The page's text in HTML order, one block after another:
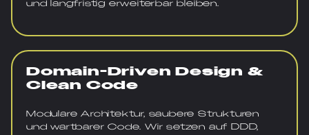
und langfristig erweiterbar bleiben.
Domain-Driven Design &
Clean Code
Modulare Architektur, saubere Strukturen
und wartbarer Code. Wir setzen auf DDD,